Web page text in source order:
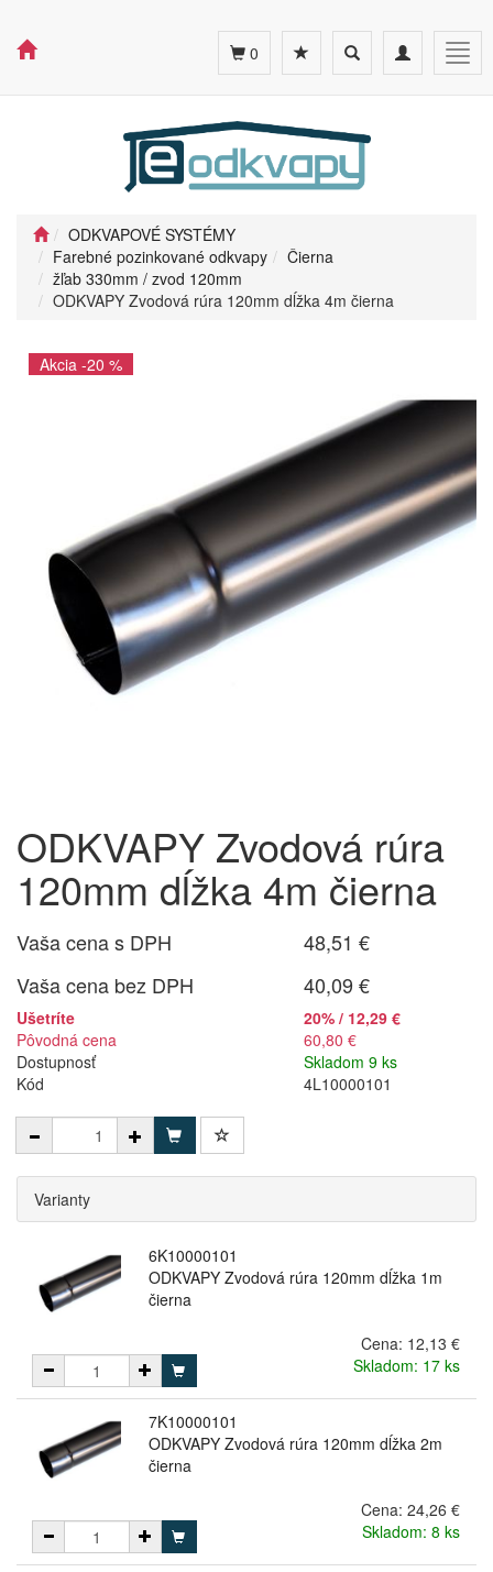
Toggle
navigation
Toggle
search
0
ODKVAPOVÉ SYSTÉMY
Farebné pozinkované odkvapy
Čierna
žľab 330mm / zvod 120mm
ODKVAPY Zvodová rúra 120mm dĺžka 4m čierna
Akcia -20 %
ODKVAPY Zvodová rúra
120mm dĺžka 4m čierna
Vaša cena s DPH
48,51 €
Vaša cena bez DPH
40,09 €
Ušetríte
20% / 12,29 €
Pôvodná cena
60,80 €
Dostupnosť
Skladom 9 ks
Kód
4L10000101
Varianty
6K10000101
ODKVAPY Zvodová rúra 120mm dĺžka 1m
čierna
Cena: 12,13 €
Skladom: 17 ks
7K10000101
ODKVAPY Zvodová rúra 120mm dĺžka 2m
čierna
Cena: 24,26 €
Skladom: 8 ks